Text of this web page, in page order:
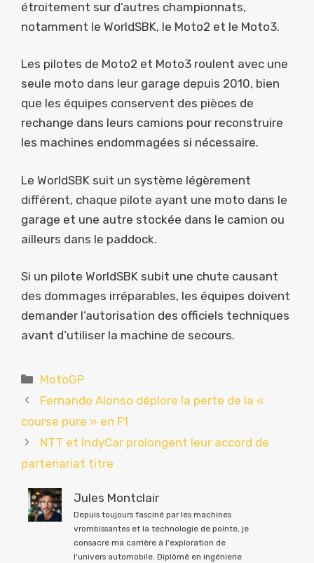
étroitement sur d’autres championnats,
notamment le WorldSBK, le Moto2 et le Moto3.
Les pilotes de Moto2 et Moto3 roulent avec une
seule moto dans leur garage depuis 2010, bien
que les équipes conservent des pièces de
rechange dans leurs camions pour reconstruire
les machines endommagées si nécessaire.
Le WorldSBK suit un système légèrement
différent, chaque pilote ayant une moto dans le
garage et une autre stockée dans le camion ou
ailleurs dans le paddock.
Si un pilote WorldSBK subit une chute causant
des dommages irréparables, les équipes doivent
demander l’autorisation des officiels techniques
avant d’utiliser la machine de secours.
Catégories
MotoGP
Fernando Alonso déplore la perte de la «
course pure » en F1
NTT et IndyCar prolongent leur accord de
partenariat titre
Jules Montclair
Depuis toujours fasciné par les machines
vrombissantes et la technologie de pointe, je
consacre ma carrière à l'exploration de
l'univers automobile. Diplômé en ingénierie